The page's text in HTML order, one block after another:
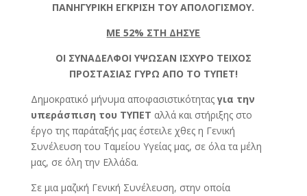
ΠΑΝΗΓΥΡΙΚΗ ΕΓΚΡΙΣΗ ΤΟΥ ΑΠΟΛΟΓΙΣΜΟΥ.
ΜΕ 52% ΣΤΗ ΔΗΣΥΕ
ΟΙ ΣΥΝΑΔΕΛΦΟΙ ΥΨΩΣΑΝ ΙΣΧΥΡΟ ΤΕΙΧΟΣ
ΠΡΟΣΤΑΣΙΑΣ ΓΥΡΩ ΑΠΟ ΤΟ ΤΥΠΕΤ!
Δημοκρατικό μήνυμα αποφασιστικότητας για την
υπεράσπιση του ΤΥΠΕΤ αλλά και στήριξης στο
έργο της παράταξής μας έστειλε χθες η Γενική
Συνέλευση του Ταμείου Υγείας μας, σε όλα τα μέλη
μας, σε όλη την Ελλάδα.
Σε μια μαζική Γενική Συνέλευση, στην οποία